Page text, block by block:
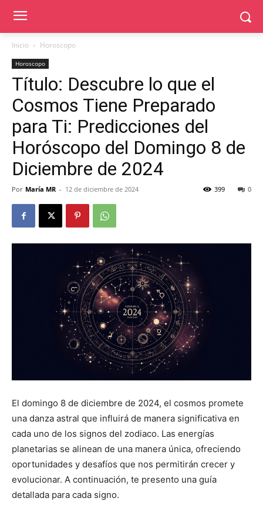
Inicio Horoscopo
Horoscopo
Título: Descubre lo que el
Cosmos Tiene Preparado
para Ti: Predicciones del
Horóscopo del Domingo 8 de
Diciembre de 2024
Por María MR - 12 de diciembre de 2024 0
399
El domingo 8 de diciembre de 2024, el cosmos promete
una danza astral que influirá de manera significativa en
cada uno de los signos del zodiaco. Las energías
planetarias se alinean de una manera única, ofreciendo
oportunidades y desafíos que nos permitirán crecer y
evolucionar. A continuación, te presento una guía
detallada para cada signo.